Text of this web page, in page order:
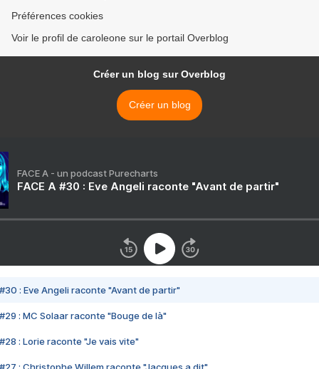
Préférences cookies
Voir le profil de caroleone sur le portail Overblog
Créer un blog sur Overblog
Créer un blog
FACE A - un podcast Purecharts
FACE A #30 : Eve Angeli raconte "Avant de partir"
#30 : Eve Angeli raconte "Avant de partir"
#29 : MC Solaar raconte "Bouge de là"
#28 : Lorie raconte "Je vais vite"